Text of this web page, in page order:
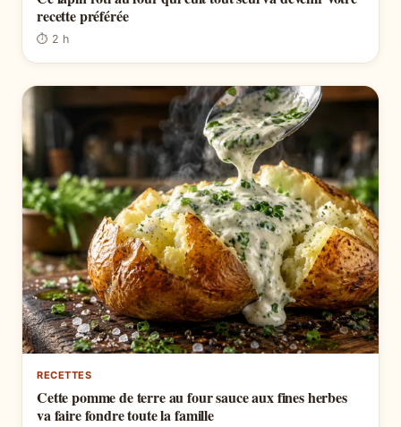
recette préférée
⏱ 2 h
RECETTES
Cette pomme de terre au four sauce aux fines herbes
va faire fondre toute la famille